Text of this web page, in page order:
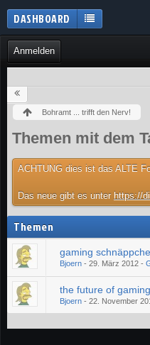
Anmelden
DASHBOARD
Bohramt ... trifft den Nerv!
Themen mit dem
ACHTUNG dies ist das ALTE
Das neue gibt es unter https://
Themen
gaming
Bjoern - 29. März 2012 -
the future of gaming
Bjoern - 22. November